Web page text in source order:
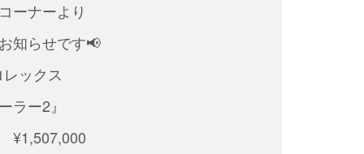
ーナーより
知らせです📢
ックス
ラー2』
¥1,507,000